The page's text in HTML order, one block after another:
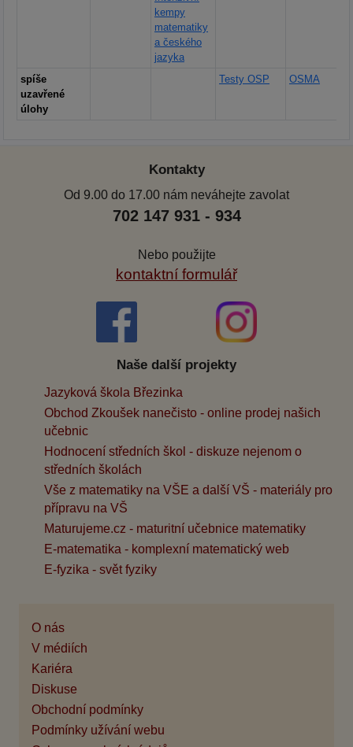
kempy
matematiky
a českého
jazyka
spíše
uzavřené
úlohy
Testy OSP OSMA
Kontakty
Od 9.00 do 17.00 nám neváhejte zavolat
702 147 931 - 934
Nebo použijte
kontaktní formulář
Naše další projekty
Jazyková škola Březinka
Obchod Zkoušek nanečisto - online prodej našich
učebnic
Hodnocení středních škol - diskuze nejenom o
středních školách
Vše z matematiky na VŠE a další VŠ - materiály pro
přípravu na VŠ
Maturujeme.cz - maturitní učebnice matematiky
E-matematika - komplexní matematický web
E-fyzika - svět fyziky
O nás
V médiích
Kariéra
Diskuse
Obchodní podmínky
Podmínky užívání webu